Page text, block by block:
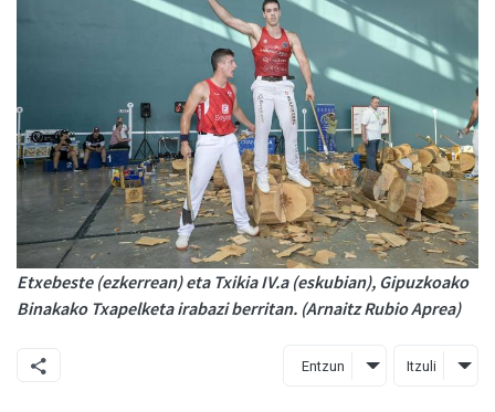
Etxebeste (ezkerrean) eta Txikia IV.a (eskubian), Gipuzkoako
Binakako Txapelketa irabazi berritan. (Arnaitz Rubio Aprea)
Entzun Itzuli